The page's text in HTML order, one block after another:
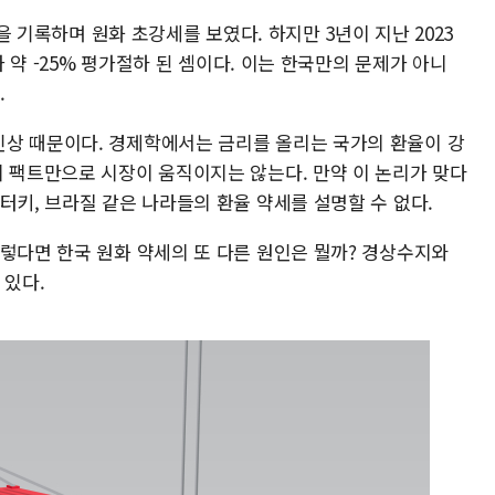
기록하며 원화 초강세를 보였다. 하지만 3년이 지난 2023
-25% 평가절하 된 셈이다. 이는 한국만의 문제가 아니
때문이다. 경제학에서는 금리를 올리는 국가의 환율이 강
트만으로 시장이 움직이지는 않는다. 만약 이 논리가 맞다
키, 브라질 같은 나라들의 환율 약세를 설명할 수 없다.
다면 한국 원화 약세의 또 다른 원인은 뭘까? 경상수지와
다.